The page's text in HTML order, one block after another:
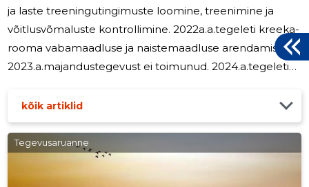
ja laste treeningutingimuste loomine, treenimine ja
võitlusvõmaluste kontrollimine. 2022a.a.tegeleti kreeka-
rooma vabamaadluse ja naistemaadluse arendamisega.
2023.a.majandustegevust ei toimunud. 2024.a.tegeleti
naistemaadluse arendamisega. oimusid spordiklubi
üritused. Aruandeaastal ei olnud Johannes Kokas
Spordiklubis ühtegi täiskohaga töötajat. Juhatusele
töötasu ei makstud.
kõik artiklid
Tegevusaruanne